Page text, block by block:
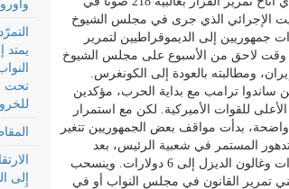
تحت
إِلى
الإجرائي الذي جرى في مجلس الشيوخ
جمهوريين إلى الديموقراطيين لتمرير
لاحق من الأسبوع على مجلس الشيوخ
ومطالبته بالعودة إلى الكونغرس.
ساندوا ترامب مع بداية الحرب، مؤكدين
للقوات الأميركية. لكن مع استمرار
بدأت مواقف بعض الجمهوريين تتغير
المستمر في شعبية الرئيس، بعد
ارتفاع سعر غالون البنزين إلى 5 دولارات وغالون الديزل إلى 6 دولارات. وينسحب
تمرير القانون في مجلس النواب أو في